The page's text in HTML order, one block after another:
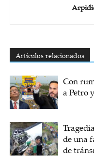
Artículos relacionados
Con
a Petro
de una
de